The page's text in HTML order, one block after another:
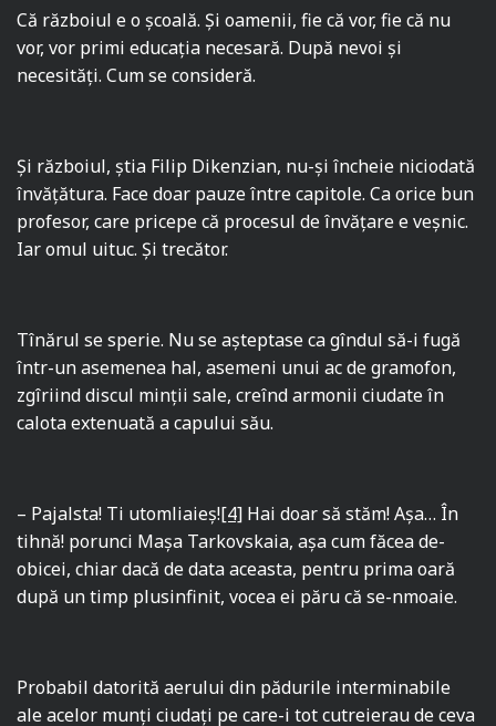
Că războiul e o şcoală. Şi oamenii, fie că vor, fie că nu
vor, vor primi educaţia necesară. După nevoi şi
necesități. Cum se consideră.
Şi războiul, ştia Filip Dikenzian, nu-şi încheie niciodată
învățătura. Face doar pauze între capitole. Ca orice bun
profesor, care pricepe că procesul de învăţare e veşnic.
Iar omul uituc. Şi trecător.
Tînărul se sperie. Nu se aşteptase ca gîndul să-i fugă
într-un asemenea hal, asemeni unui ac de gramofon,
zgîriind discul minţii sale, creînd armonii ciudate în
calota extenuată a capului său.
– Pajalsta! Ti utomliaieş![4] Hai doar să stăm! Aşa… În
tihnă! porunci Maşa Tarkovskaia, aşa cum făcea de-
obicei, chiar dacă de data aceasta, pentru prima oară
după un timp plusinfinit, vocea ei păru că se-nmoaie.
Probabil datorită aerului din pădurile interminabile
ale acelor munţi ciudaţi pe care-i tot cutreierau de ceva